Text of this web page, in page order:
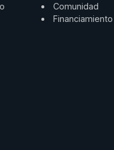
Comunidad
Financiamiento